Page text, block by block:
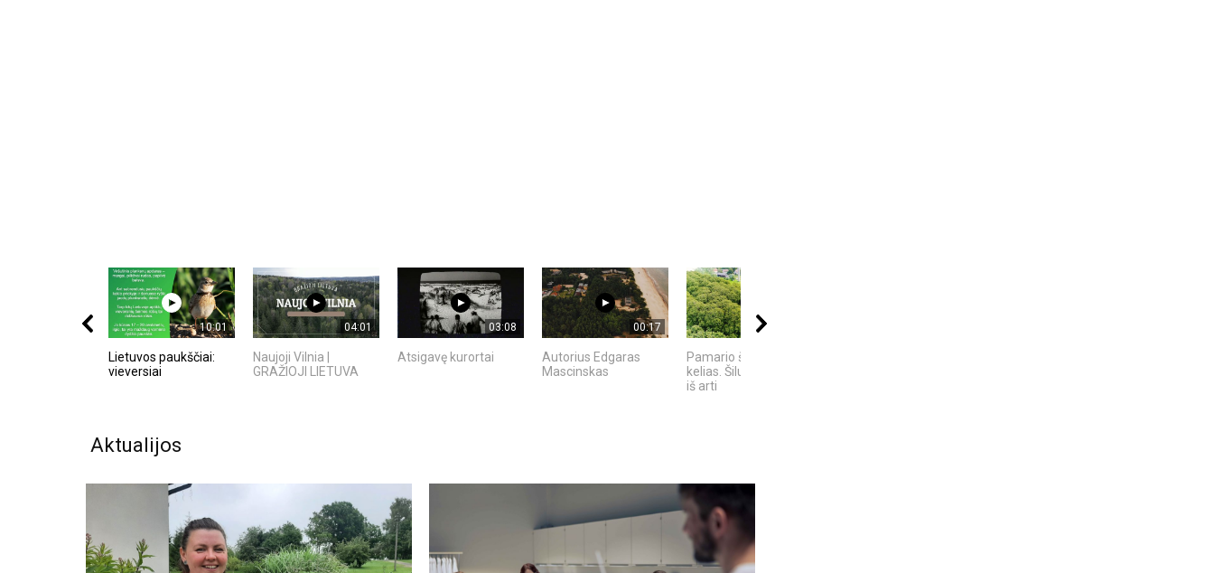
10:01
Lietuvos paukščiai:
vieversiai
04:01
Naujoji Vilnia |
GRAŽIOJI LIETUVA
03:08
Atsigavę kurortai
00:17
Autorius Edgaras
Mascinskas
Pamario švyturių
kelias. Šilutės kraštas
iš arti
Aktualijos